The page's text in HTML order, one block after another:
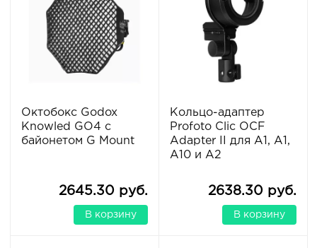
Oктобокс Godox
Knowled GO4 с
байонетом G Mount
2645.30 руб.
В корзину
Кольцо-адаптер
Profoto Clic OCF
Adapter II для A1, A1,
A10 и A2
2638.30 руб.
В корзину